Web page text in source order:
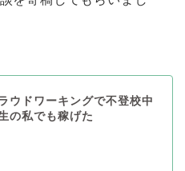
ウドワーキングで不登校中
の私でも稼げた